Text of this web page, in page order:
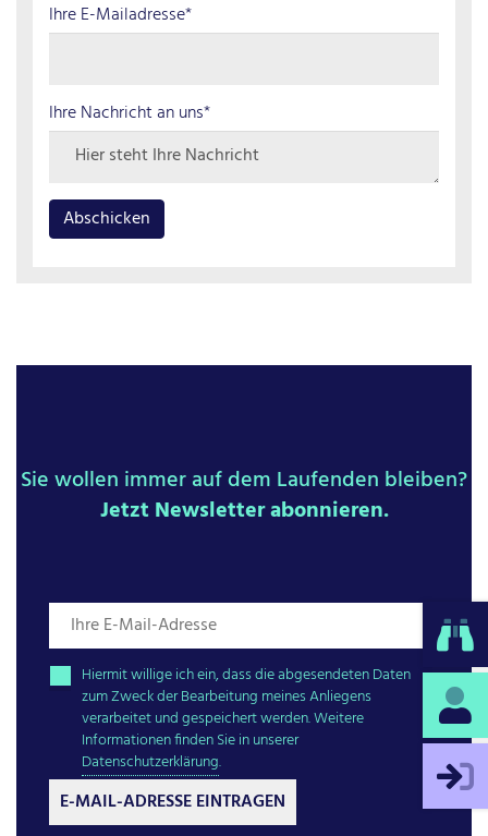
Ihre E-Mailadresse*
Ihre Nachricht an uns*
Sie wollen immer auf dem Laufenden bleiben?
Jetzt Newsletter abonnieren.
Hiermit willige ich ein, dass die abgesendeten Daten
zum Zweck der Bearbeitung meines Anliegens
verarbeitet und gespeichert werden. Weitere
Informationen finden Sie in unserer
Datenschutzerklärung.
E-MAIL-ADRESSE EINTRAGEN